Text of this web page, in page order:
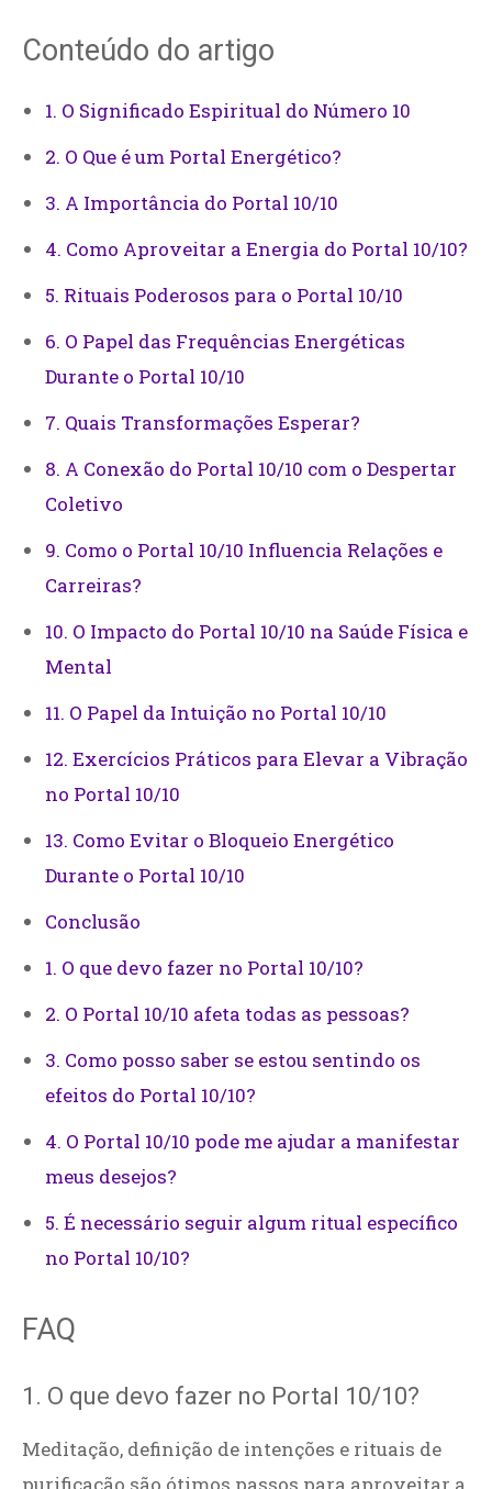
Conteúdo do artigo
1. O Significado Espiritual do Número 10
2. O Que é um Portal Energético?
3. A Importância do Portal 10/10
4. Como Aproveitar a Energia do Portal 10/10?
5. Rituais Poderosos para o Portal 10/10
6. O Papel das Frequências Energéticas
Durante o Portal 10/10
7. Quais Transformações Esperar?
8. A Conexão do Portal 10/10 com o Despertar
Coletivo
9. Como o Portal 10/10 Influencia Relações e
Carreiras?
10. O Impacto do Portal 10/10 na Saúde Física e
Mental
11. O Papel da Intuição no Portal 10/10
12. Exercícios Práticos para Elevar a Vibração
no Portal 10/10
13. Como Evitar o Bloqueio Energético
Durante o Portal 10/10
Conclusão
1. O que devo fazer no Portal 10/10?
2. O Portal 10/10 afeta todas as pessoas?
3. Como posso saber se estou sentindo os
efeitos do Portal 10/10?
4. O Portal 10/10 pode me ajudar a manifestar
meus desejos?
5. É necessário seguir algum ritual específico
no Portal 10/10?
FAQ
1. O que devo fazer no Portal 10/10?
Meditação, definição de intenções e rituais de